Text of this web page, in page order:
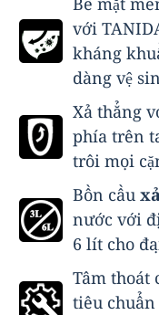
với
kháng
dàng vệ
Xả thẳng
phía trên
trôi mọi
Bồn cầu
nước với
6 lít cho
Tâm thoát
tiêu chuẩn